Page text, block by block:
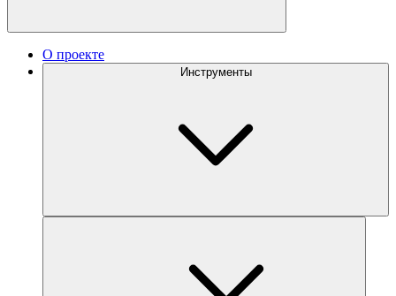
О проекте
Инструменты